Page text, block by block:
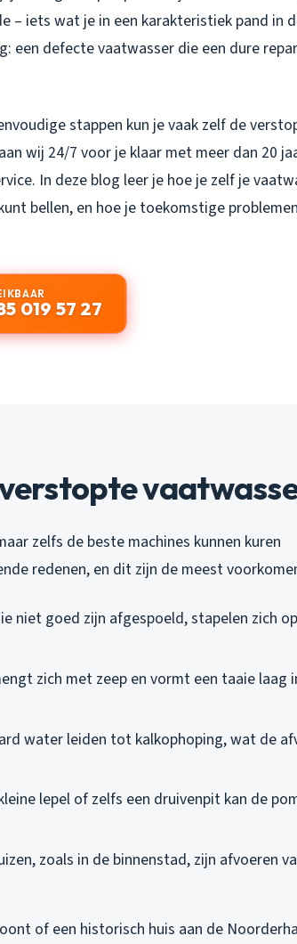
– iets wat je in een karakteristiek pand in
een defecte vaatwasser die een dure
stappen kun je vaak zelf de
wij 24/7 voor je klaar met meer dan 20
In deze blog leer je hoe je zelf je
bellen, en hoe je toekomstige
019 57 27
zelfs de beste machines kunnen kuren
redenen, en dit zijn de meest
niet goed zijn afgespoeld, stapelen zich
zich met zeep en vormt een taaie laag
water leiden tot kalkophoping, wat de
lepel of zelfs een druivenpit kan de
zoals in de binnenstad, zijn afvoeren
of een historisch huis aan de